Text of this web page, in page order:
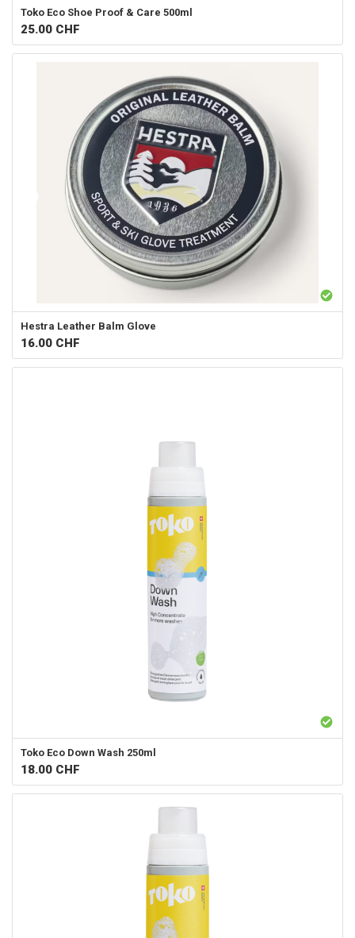
Toko Eco Shoe Proof & Care 500ml
25.00 CHF
Hestra Leather Balm Glove
16.00 CHF
Toko Eco Down Wash 250ml
18.00 CHF